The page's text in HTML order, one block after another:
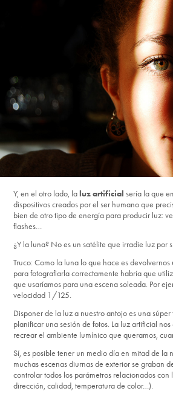
Y, en el otro lado, laluz artificial sería la que
dispositivos creados por el ser humano que
bien de otro tipo de energía para producir luz:
flashes…
¿Y la luna? No es un satélite que irradie luz por
Truco: Como la luna lo que hace es
para fotografiarla correctamente habría que
que usaríamos para una escena soleada. Por
velocidad 1/125.
Disponer de la luz a nuestro antojo es una
planificar una sesión de fotos. La luz artificial
recrear el ambiente lumínico que queramos,
Sí, es posible tener un medio día en mitad de la
muchas escenas diurnas de exterior se graban
controlar todos los parámetros relacionados con
dirección, calidad, temperatura de color…).